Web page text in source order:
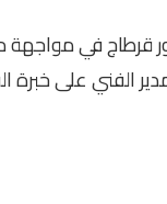
قرطاج في مواجهة
الفني على خبرة